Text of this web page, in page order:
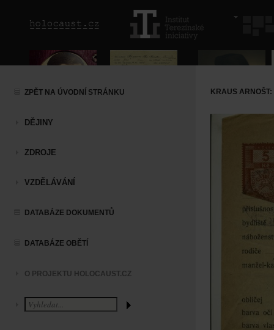
ZPĚT NA ÚVODNÍ STRÁNKU
DĚJINY
ZDROJE
VZDĚLÁVÁNÍ
DATABÁZE DOKUMENTŮ
DATABÁZE OBĚTÍ
O PROJEKTU HOLOCAUST.CZ
KRAUS